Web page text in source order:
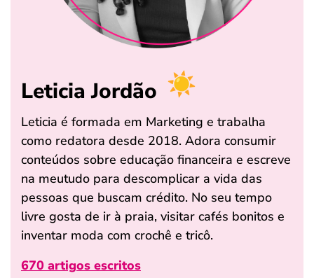
Leticia Jordão
Leticia é formada em Marketing e trabalha
como redatora desde 2018. Adora consumir
conteúdos sobre educação financeira e escreve
na meutudo para descomplicar a vida das
pessoas que buscam crédito. No seu tempo
livre gosta de ir à praia, visitar cafés bonitos e
inventar moda com crochê e tricô.
670 artigos escritos